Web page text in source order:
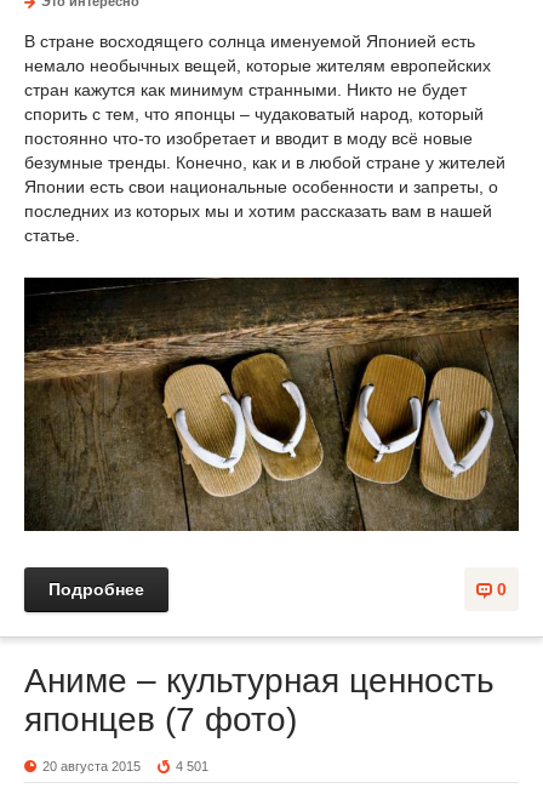
В стране восходящего солнца именуемой Японией есть
немало необычных вещей, которые жителям европейских
стран кажутся как минимум странными. Никто не будет
спорить с тем, что японцы – чудаковатый народ, который
постоянно что-то изобретает и вводит в моду всё новые
безумные тренды. Конечно, как и в любой стране у жителей
Японии есть свои национальные особенности и запреты, о
последних из которых мы и хотим рассказать вам в нашей
статье.
0
Подробнее
Аниме – культурная ценность
японцев (7 фото)
20 августа 2015 4 501